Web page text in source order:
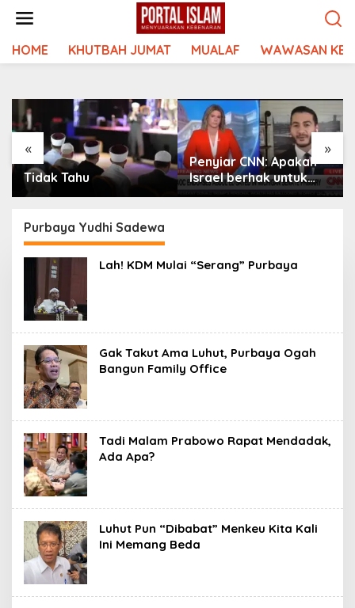
HOME KHUTBAH JUMAT MUALAF WAWASAN
« »
Tidak Tahu
Penyiar CNN: Apakah
Israel berhak untuk
eksis? Abdul El-Sayed
Purbaya Yudhi Sadewa
Lah! KDM Mulai “Serang” Purbaya
Gak Takut Ama Luhut, Purbaya Ogah
Bangun Family Office
Tadi Malam Prabowo Rapat Mendadak,
Ada Apa?
Luhut Pun “Dibabat” Menkeu Kita Kali
Ini Memang Beda